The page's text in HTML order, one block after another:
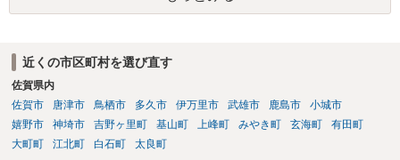
近くの市区町村を選び直す
佐賀県内
佐賀市
唐津市 鳥栖市 多久市 伊万里市 武雄市 鹿島市
小城市
嬉野市
神埼市 吉野ヶ里町 基山町 上峰町 みやき町 玄海町
有田町
大町町
江北町 白石町 太良町